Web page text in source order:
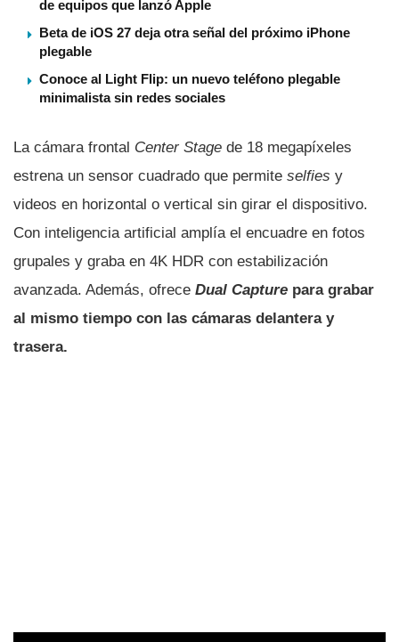
de equipos que lanzó Apple
Beta de iOS 27 deja otra señal del próximo iPhone
plegable
Conoce al Light Flip: un nuevo teléfono plegable
minimalista sin redes sociales
La cámara frontal Center Stage de 18 megapíxeles
estrena un sensor cuadrado que permite selfies y
videos en horizontal o vertical sin girar el dispositivo.
Con inteligencia artificial amplía el encuadre en fotos
grupales y graba en 4K HDR con estabilización
avanzada. Además, ofrece Dual Capture para grabar
al mismo tiempo con las cámaras delantera y
trasera.